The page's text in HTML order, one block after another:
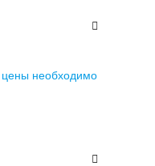
цены необходимо